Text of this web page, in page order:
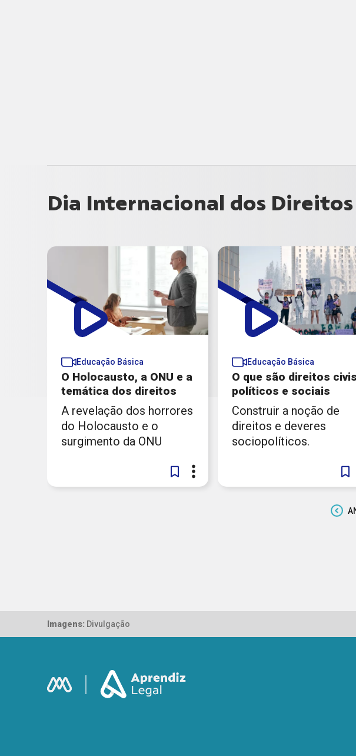
Dia Internacional dos Direitos
Educação Básica
O Holocausto, a ONU e a
temática dos direitos
A revelação dos horrores
do Holocausto e o
surgimento da ONU
Educação Básica
O que são direitos
políticos e sociais
Construir a noção de
direitos e deveres
sociopolíticos.
Imagens: Divulgação